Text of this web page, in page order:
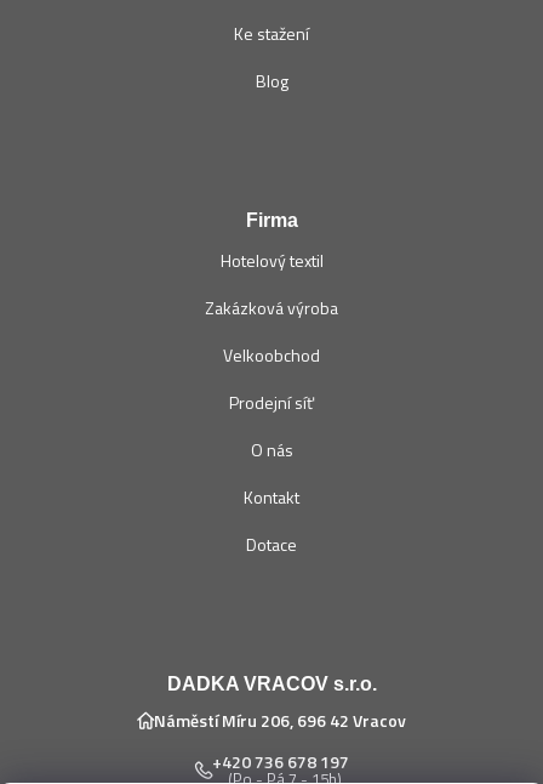
Ke stažení
Blog
Firma
Hotelový textil
Zakázková výroba
Velkoobchod
Prodejní síť
O nás
Kontakt
Dotace
DADKA VRACOV s.r.o.
Náměstí Míru 206, 696 42 Vracov
+420 736 678 197
(Po - Pá 7 - 15h)